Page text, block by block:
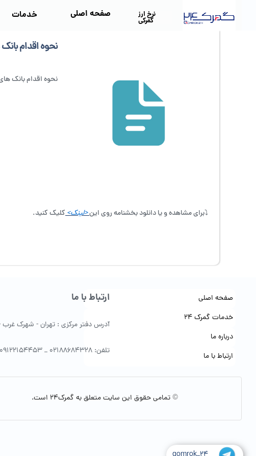
نرخ ارز
گمرکی
صفحه اصلی خدمات
نحوه اقدام
نحوه اقدام بانک
⤵️برای مشاهده و یا دانلود بخشنامه روی این<لینک>کلیک کنید.
صفحه اصلی
خدمات گمرک 24
درباره ما
ارتباط با ما
ارتباط با ما
آدرس دفتر مرکزی : تهران - شهرک غرب -
تلفن: 02188684328 _ 09122154453
© تمامی حقوق این سایت متعلق به گمرک24 است.